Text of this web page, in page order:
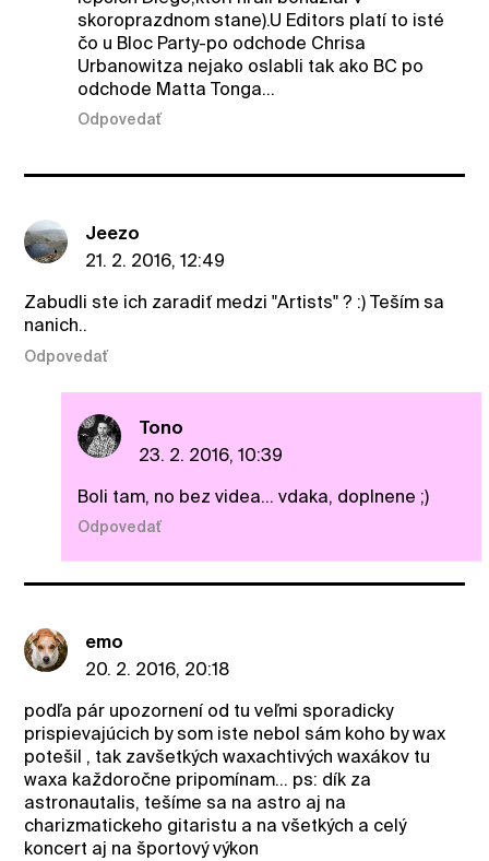
skoroprazdnom stane).U Editors platí to isté
čo u Bloc Party-po odchode Chrisa
Urbanowitza nejako oslabli tak ako BC po
odchode Matta Tonga...
Odpovedať
Jeezo
21. 2. 2016, 12:49
Zabudli ste ich zaradiť medzi "Artists" ? :) Teším sa
nanich..
Odpovedať
Tono
23. 2. 2016, 10:39
Boli tam, no bez videa... vdaka, doplnene ;)
Odpovedať
emo
20. 2. 2016, 20:18
podľa pár upozornení od tu veľmi sporadicky
prispievajúcich by som iste nebol sám koho by wax
potešil , tak zavšetkých waxachtivých waxákov tu
waxa každoročne pripomínam... ps: dík za
astronautalis, tešíme sa na astro aj na
charizmatickeho gitaristu a na všetkých a celý
koncert aj na športový výkon